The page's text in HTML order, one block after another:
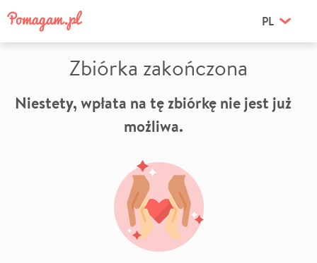
PL
Zbiórka zakończona
Niestety, wpłata na tę zbiórkę nie jest już
możliwa.